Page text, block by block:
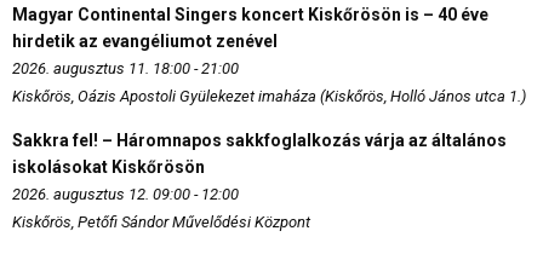
Magyar Continental Singers koncert Kiskőrösön is – 40 éve
hirdetik az evangéliumot zenével
2026. augusztus 11. 18:00 - 21:00
Kiskőrös, Oázis Apostoli Gyülekezet imaháza (Kiskőrös, Holló János utca 1.)
Sakkra fel! – Háromnapos sakkfoglalkozás várja az általános
iskolásokat Kiskőrösön
2026. augusztus 12. 09:00 - 12:00
Kiskőrös, Petőfi Sándor Művelődési Központ